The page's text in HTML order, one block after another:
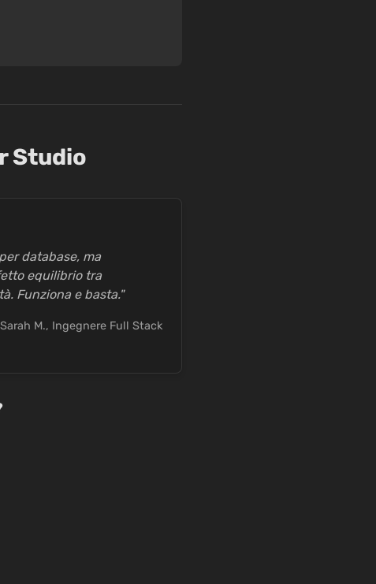
Studio
database, ma
equilibrio tra
Funziona e basta."
M., Ingegnere Full Stack